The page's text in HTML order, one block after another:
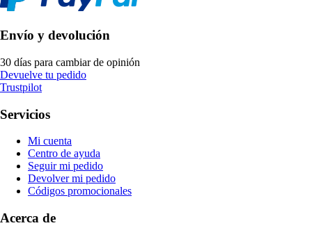
Envío y devolución
30 días para cambiar de opinión
Devuelve tu pedido
Trustpilot
Servicios
Mi cuenta
Centro de ayuda
Seguir mi pedido
Devolver mi pedido
Códigos promocionales
Acerca de